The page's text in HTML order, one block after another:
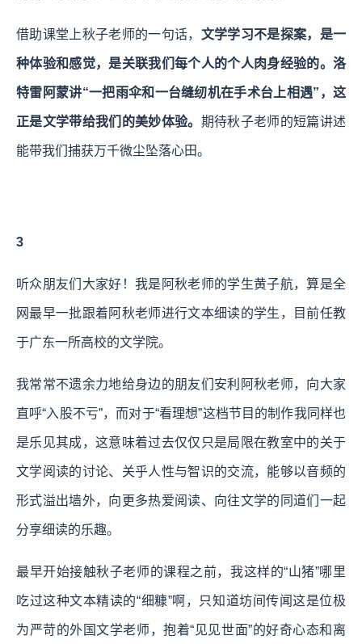
借助课堂上秋子老师的一句话， 文学学习不是探案，是一
种体验和感觉，是关联我们每个人的个人肉身经验的。洛
特雷阿蒙讲“一把雨伞和一台缝纫机在手术台上相遇”，这
正是文学带给我们的美妙体验。 期待秋子老师的短篇讲述
能带我们捕获万千微尘坠落心田。
3
听众朋友们大家好！我是阿秋老师的学生黄子航，算是全
网最早一批跟着阿秋老师进行文本细读的学生，目前任教
于广东一所高校的文学院。
我常常不遗余力地给身边的朋友们安利阿秋老师，向大家
直呼“入股不亏”，而对于“看理想”这档节目的制作我同样也
是乐见其成，这意味着过去仅仅只是局限在教室中的关于
文学阅读的讨论、关乎人性与智识的交流，能够以音频的
形式溢出墙外，向更多热爱阅读、向往文学的同道们一起
分享细读的乐趣。
最早开始接触秋子老师的课程之前，我这样的“山猪”哪里
吃过这种文本精读的“细糠”啊，只知道坊间传闻这是位极
为严苛的外国文学老师，抱着“见见世面”的好奇心态和离